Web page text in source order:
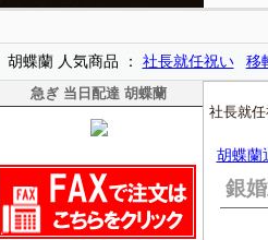
胡蝶蘭 人気商品 社長就任祝い 移
急ぎ 当日配達 胡蝶蘭
社長就
胡蝶蘭
銀